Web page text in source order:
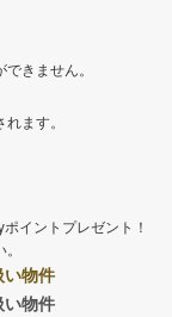
きません。
ます。
イントプレゼント！
い物件
い物件